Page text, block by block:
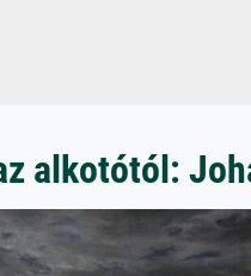
alkotótól: